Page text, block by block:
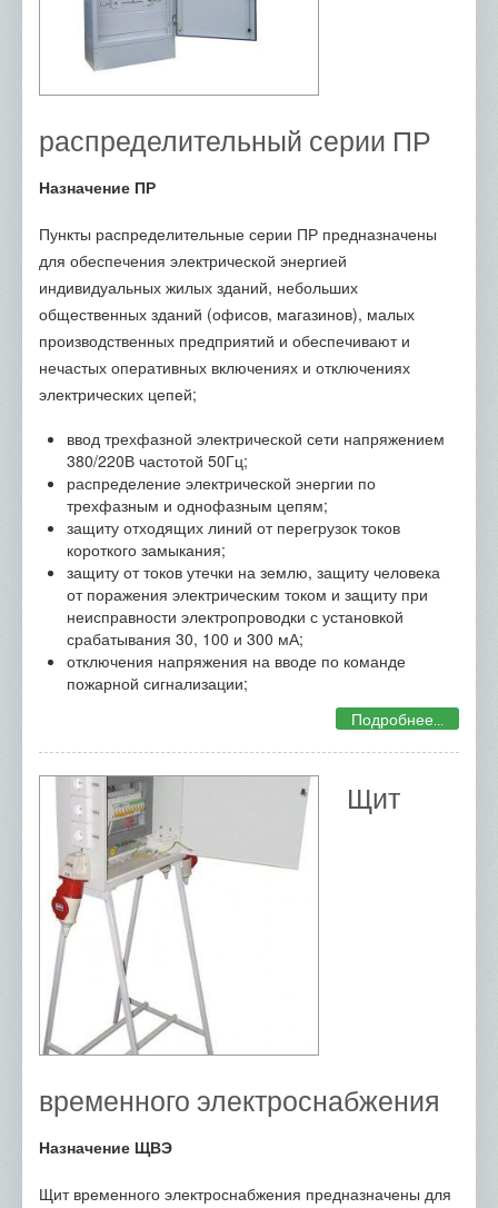
распределительный серии ПР
Назначение ПР
Пункты распределительные серии ПР предназначены
для обеспечения электрической энергией
индивидуальных жилых зданий, небольших
общественных зданий (офисов, магазинов), малых
производственных предприятий и обеспечивают и
нечастых оперативных включениях и отключениях
электрических цепей;
ввод трехфазной электрической сети напряжением
380/220В частотой 50Гц;
распределение электрической энергии по
трехфазным и однофазным цепям;
защиту отходящих линий от перегрузок токов
короткого замыкания;
защиту от токов утечки на землю, защиту человека
от поражения электрическим током и защиту при
неисправности электропроводки с установкой
срабатывания 30, 100 и 300 мА;
отключения напряжения на вводе по команде
пожарной сигнализации;
Подробнее...
Щит
временного электроснабжения
Назначение ЩВЭ
Щит временного электроснабжения предназначены для